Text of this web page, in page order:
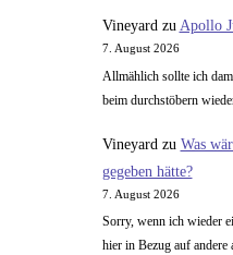
Vineyardzu Apollo
7. August 2026
Allmählich sollte ich
beim durchstöbern
Vineyard zu Was
gegeben hätte?
7. August 2026
Sorry, wenn ich wieder
hier in Bezug auf